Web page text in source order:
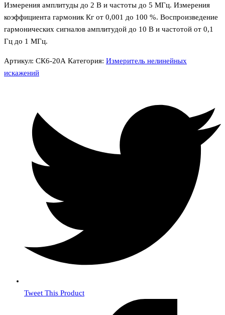
Измерения амплитуды до 2 В и частоты до 5 МГц. Измерения
коэффициента гармоник Кг от 0,001 до 100 %. Воспроизведение
гармонических сигналов амплитудой до 10 В и частотой от 0,1
Гц до 1 МГц.
Артикул: СК6-20А Категория: Измеритель нелинейных
искажений
Tweet This Product